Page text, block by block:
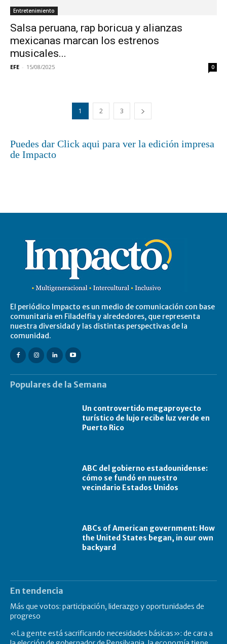
Entretenimiento
Salsa peruana, rap boricua y alianzas
mexicanas marcan los estrenos
musicales...
EFE - 15/08/2025 0
1 2 3
Puedes dar Click aqui para ver la edición impresa
de Impacto
El periódico Impacto es un medio de comunicación con base
comunitaria en Filadelfia y alrededores, que representa
nuestra diversidad y las distintas perspectivas de la
comunidad.
Populares de la Semana
Un controvertido megaproyecto
turístico de lujo recibe luz verde en
Puerto Rico
ABC del gobierno estadounidense:
cómo se fundó en nuestro
vecindario Estados Unidos
ABCs of American government: How
the United States began, in our own
backyard
En tendencia
Más que votos: participación, liderazgo y oportunidades de
progreso
«La gente está sacrificando necesidades básicas»: de cara a